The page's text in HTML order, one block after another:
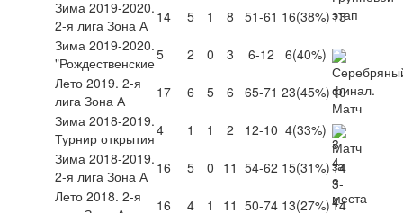
Зима 2019-2020.
2-я лига Зона А 14 5 1 8 51-61 16(38%)13
Зима 2019-2020.
"Рождественские5 2 0 3 6-12 6(40%)
Лето 2019. 2-я
лига Зона А
17 6 5 6 65-71 23(45%)10
Зима 2018-2019.
Турнир открытия4 1 1 2 12-10 4(33%)
Зима 2018-2019.
2-я лига Зона А 16 5 0 11 54-62 15(31%)14
Лето 2018. 2-я
16 4 1 11 50-74 13(27%)14